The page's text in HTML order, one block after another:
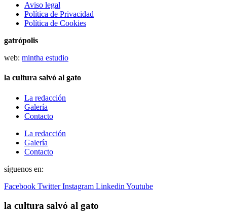
Aviso legal
Política de Privacidad
Política de Cookies
gatrópolis
web: mintha estudio
la cultura salvó al gato
La redacción
Galería
Contacto
La redacción
Galería
Contacto
síguenos en:
Facebook Twitter Instagram Linkedin Youtube
la cultura salvó al gato